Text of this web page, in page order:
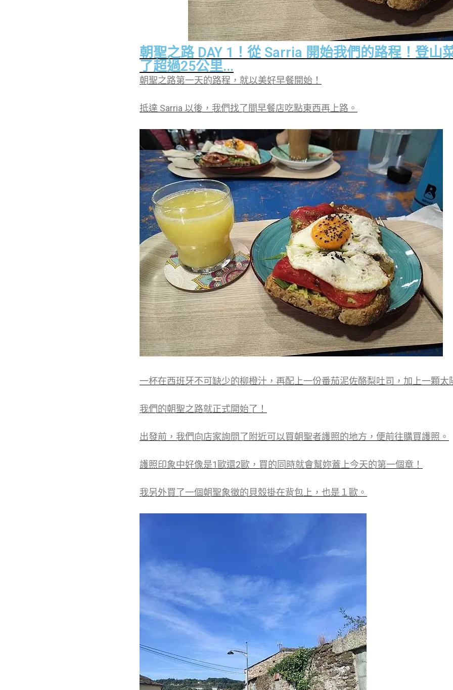
朝聖之路 DAY 1！從 Sarria 開始我們的路程！登山
了超過25公里...
朝聖之路第一天的路程，就以美好早餐開始！
抵達 Sarria 以後，我們找了間早餐店吃點東西再上路。
一杯在西班牙不可缺少的柳橙汁，再配上一份番茄泥佐酪梨吐司，加上一顆太
我們的朝聖之路就正式開始了！
出發前，我們向店家詢問了附近可以買朝聖者護照的地方，便前往購買護照。
護照印象中好像是1歐還2歐，買的同時就會幫妳蓋上今天的第一個章！
我另外買了一個朝聖象徵的貝殼掛在背包上，也是１歐。